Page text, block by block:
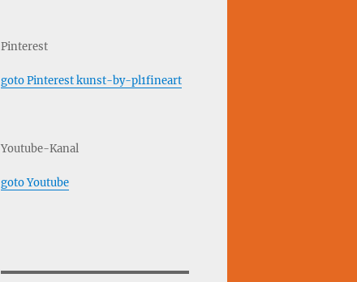
Pinterest
goto Pinterest kunst-by-pl1fineart
Youtube-Kanal
goto Youtube